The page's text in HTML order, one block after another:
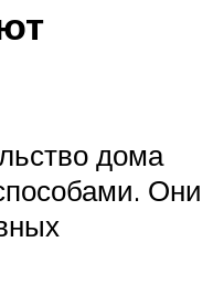
дома
Они